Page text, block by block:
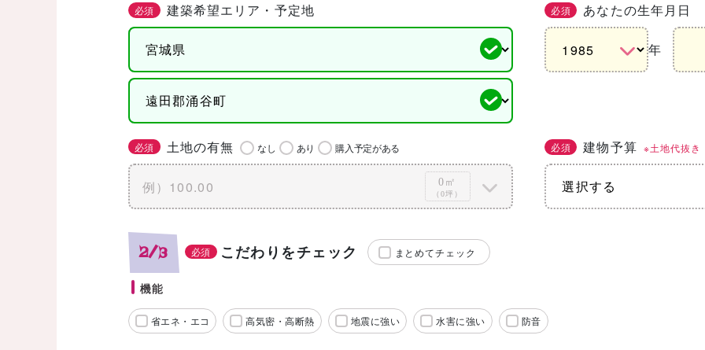
必須 建築希望エリア・予定地 必須 あなたの生年月日
年
必須 土地の有無 なし あり 購入予定がある
0㎡
（0坪）
必須 建物予算 ※土地代抜き
2/3 必須 こだわりをチェック まとめてチェック
機能
省エネ・エコ 高気密・高断熱 地震に強い 水害に強い 防音